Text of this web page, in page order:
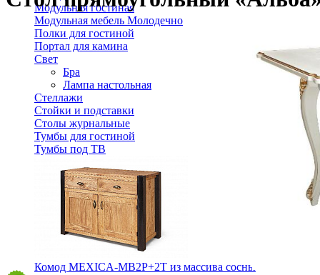
Модульная гостиная
Модульная мебель Молодечно
Полки для гостиной
Портал для камина
Свет
Бра
Лампа настольная
Стеллажи
Стойки и подставки
Столы журнальные
Тумбы для гостиной
Тумбы под ТВ
Комод MEXICA-MB2P+2T из массива сосны